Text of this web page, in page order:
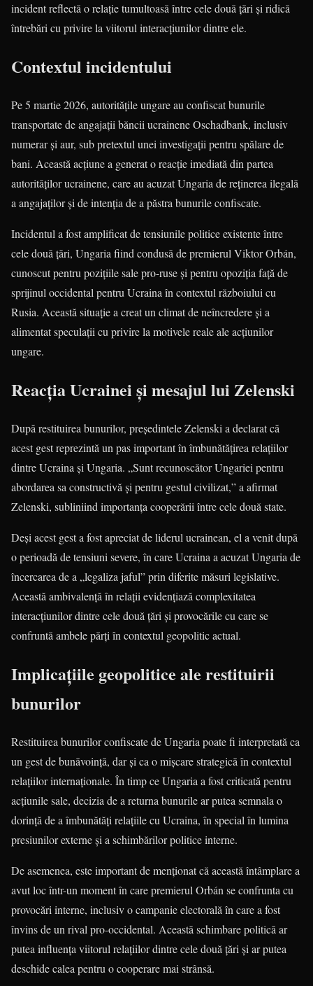
incident reflectă o relație tumultoasă între cele două țări și ridică
întrebări cu privire la viitorul interacțiunilor dintre ele.
Contextul incidentului
Pe 5 martie 2026, autoritățile ungare au confiscat bunurile
transportate de angajații băncii ucrainene Oschadbank, inclusiv
numerar și aur, sub pretextul unei investigații pentru spălare de
bani. Această acțiune a generat o reacție imediată din partea
autorităților ucrainene, care au acuzat Ungaria de reținerea ilegală
a angajaților și de intenția de a păstra bunurile confiscate.
Incidentul a fost amplificat de tensiunile politice existente între
cele două țări, Ungaria fiind condusă de premierul Viktor Orbán,
cunoscut pentru pozițiile sale pro-ruse și pentru opoziția față de
sprijinul occidental pentru Ucraina în contextul războiului cu
Rusia. Această situație a creat un climat de neîncredere și a
alimentat speculații cu privire la motivele reale ale acțiunilor
ungare.
Reacția Ucrainei și mesajul lui Zelenski
După restituirea bunurilor, președintele Zelenski a declarat că
acest gest reprezintă un pas important în îmbunătățirea relațiilor
dintre Ucraina și Ungaria. „Sunt recunoscător Ungariei pentru
abordarea sa constructivă și pentru gestul civilizat,” a afirmat
Zelenski, subliniind importanța cooperării între cele două state.
Deși acest gest a fost apreciat de liderul ucrainean, el a venit după
o perioadă de tensiuni severe, în care Ucraina a acuzat Ungaria de
încercarea de a „legaliza jaful” prin diferite măsuri legislative.
Această ambivalență în relații evidențiază complexitatea
interacțiunilor dintre cele două țări și provocările cu care se
confruntă ambele părți în contextul geopolitic actual.
Implicațiile geopolitice ale restituirii
bunurilor
Restituirea bunurilor confiscate de Ungaria poate fi interpretată ca
un gest de bunăvoință, dar și ca o mișcare strategică în contextul
relațiilor internaționale. În timp ce Ungaria a fost criticată pentru
acțiunile sale, decizia de a returna bunurile ar putea semnala o
dorință de a îmbunătăți relațiile cu Ucraina, în special în lumina
presiunilor externe și a schimbărilor politice interne.
De asemenea, este important de menționat că această întâmplare a
avut loc într-un moment în care premierul Orbán se confrunta cu
provocări interne, inclusiv o campanie electorală în care a fost
învins de un rival pro-occidental. Această schimbare politică ar
putea influența viitorul relațiilor dintre cele două țări și ar putea
deschide calea pentru o cooperare mai strânsă.